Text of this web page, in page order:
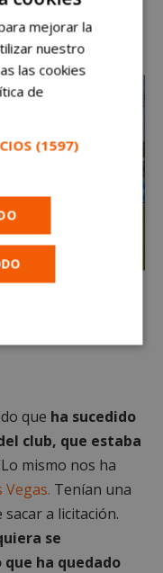
sociedad privada”.
en Santo Domingo
Las
que ha sucedido
club, que estaba
mismo nos ha
Vegas. Tenían una
a licitación.
se
ha quedado
mejorar la
nuestro
las cookies
de
(1597)
de
de